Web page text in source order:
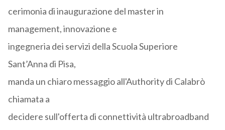
cerimonia di inaugurazione del master in
management, innovazione e
ingegneria dei servizi della Scuola Superiore
Sant’Anna di Pisa,
manda un chiaro messaggio all'Authority di Calabrò
chiamata a
decidere sull'offerta di connettività ultrabroadband